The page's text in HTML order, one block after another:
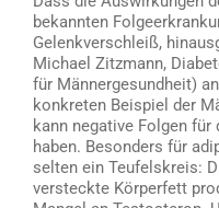
bekannten
Gelenkverschleiß,
Michael Zitzmann,
für Männergesundheit)
konkreten Beispiel der
kann negative Folgen für
haben. Besonders für
selten ein Teufelskreis:
versteckte Körperfett